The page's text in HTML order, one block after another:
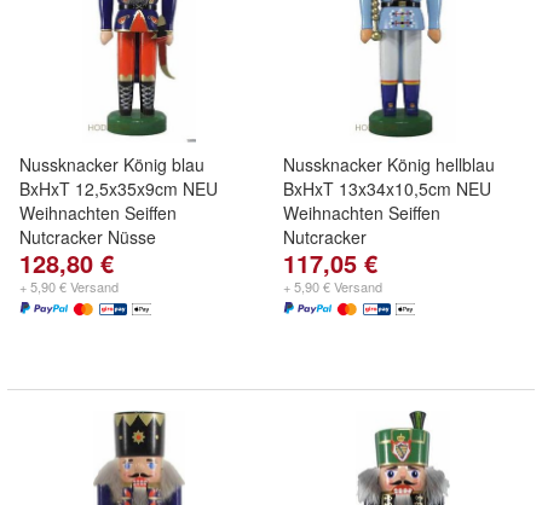
Nussknacker König blau
BxHxT 12,5x35x9cm NEU
Weihnachten Seiffen
Nutcracker Nüsse
128,80 €
+ 5,90 € Versand
Nussknacker König hellblau
BxHxT 13x34x10,5cm NEU
Weihnachten Seiffen
Nutcracker
117,05 €
+ 5,90 € Versand